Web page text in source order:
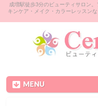
成増駅徒歩3分のビューティサロン
キンケア・メイク・カラーレッスン
MENU